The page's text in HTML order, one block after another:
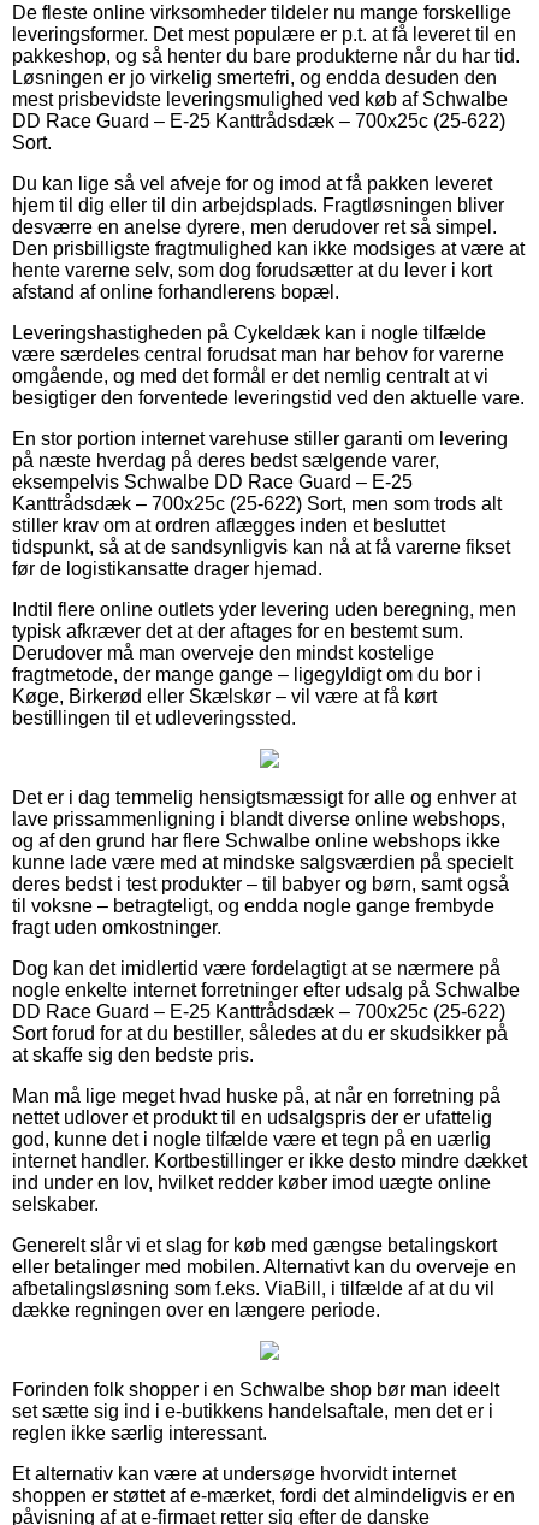
De fleste online virksomheder tildeler nu mange forskellige
leveringsformer. Det mest populære er p.t. at få leveret til en
pakkeshop, og så henter du bare produkterne når du har tid.
Løsningen er jo virkelig smertefri, og endda desuden den
mest prisbevidste leveringsmulighed ved køb af Schwalbe
DD Race Guard – E-25 Kanttrådsdæk – 700x25c (25-622)
Sort.
Du kan lige så vel afveje for og imod at få pakken leveret
hjem til dig eller til din arbejdsplads. Fragtløsningen bliver
desværre en anelse dyrere, men derudover ret så simpel.
Den prisbilligste fragtmulighed kan ikke modsiges at være at
hente varerne selv, som dog forudsætter at du lever i kort
afstand af online forhandlerens bopæl.
Leveringshastigheden på Cykeldæk kan i nogle tilfælde
være særdeles central forudsat man har behov for varerne
omgående, og med det formål er det nemlig centralt at vi
besigtiger den forventede leveringstid ved den aktuelle vare.
En stor portion internet varehuse stiller garanti om levering
på næste hverdag på deres bedst sælgende varer,
eksempelvis Schwalbe DD Race Guard – E-25
Kanttrådsdæk – 700x25c (25-622) Sort, men som trods alt
stiller krav om at ordren aflægges inden et besluttet
tidspunkt, så at de sandsynligvis kan nå at få varerne fikset
før de logistikansatte drager hjemad.
Indtil flere online outlets yder levering uden beregning, men
typisk afkræver det at der aftages for en bestemt sum.
Derudover må man overveje den mindst kostelige
fragtmetode, der mange gange – ligegyldigt om du bor i
Køge, Birkerød eller Skælskør – vil være at få kørt
bestillingen til et udleveringssted.
Det er i dag temmelig hensigtsmæssigt for alle og enhver at
lave prissammenligning i blandt diverse online webshops,
og af den grund har flere Schwalbe online webshops ikke
kunne lade være med at mindske salgsværdien på specielt
deres bedst i test produkter – til babyer og børn, samt også
til voksne – betragteligt, og endda nogle gange frembyde
fragt uden omkostninger.
Dog kan det imidlertid være fordelagtigt at se nærmere på
nogle enkelte internet forretninger efter udsalg på Schwalbe
DD Race Guard – E-25 Kanttrådsdæk – 700x25c (25-622)
Sort forud for at du bestiller, således at du er skudsikker på
at skaffe sig den bedste pris.
Man må lige meget hvad huske på, at når en forretning på
nettet udlover et produkt til en udsalgspris der er ufattelig
god, kunne det i nogle tilfælde være et tegn på en uærlig
internet handler. Kortbestillinger er ikke desto mindre dækket
ind under en lov, hvilket redder køber imod uægte online
selskaber.
Generelt slår vi et slag for køb med gængse betalingskort
eller betalinger med mobilen. Alternativt kan du overveje en
afbetalingsløsning som f.eks. ViaBill, i tilfælde af at du vil
dække regningen over en længere periode.
Forinden folk shopper i en Schwalbe shop bør man ideelt
set sætte sig ind i e-butikkens handelsaftale, men det er i
reglen ikke særlig interessant.
Et alternativ kan være at undersøge hvorvidt internet
shoppen er støttet af e-mærket, fordi det almindeligvis er en
påvisning af at e-firmaet retter sig efter de danske